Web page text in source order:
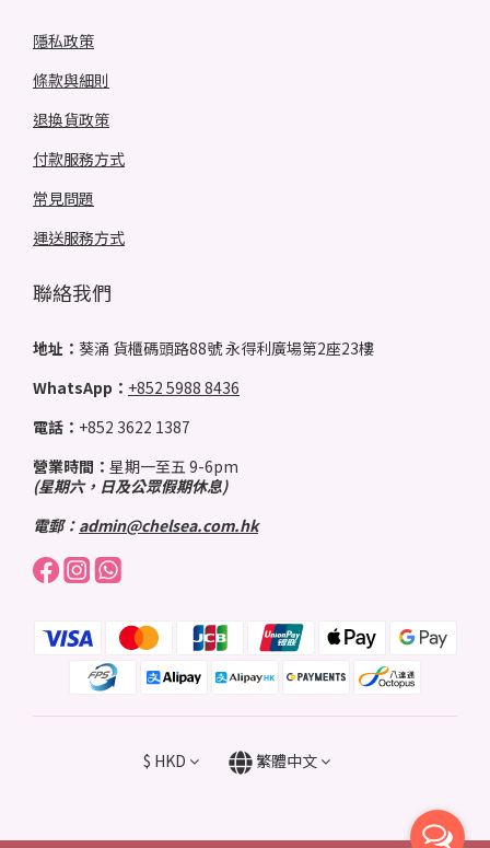
隱私政策
條款與細則
退換貨政策
付款服務方式
常見問題
運送服務方式
聯絡我們
地址： 葵涌 貨櫃碼頭路88號 永得利廣場第2座23樓
WhatsApp： +852 5988 8436
電話： +852 3622 1387
營業時間： 星期一至五 9-6pm
(星期六，日及公眾假期休息)
電郵： admin@chelsea.com.hk
$ HKD 繁體中文